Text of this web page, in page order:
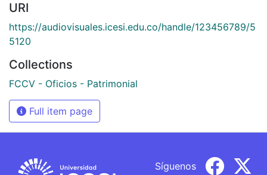
URI
https://audiovisuales.icesi.edu.co/handle/123456789/5
5120
Collections
FCCV - Oficios - Patrimonial
Full item page
Síguenos